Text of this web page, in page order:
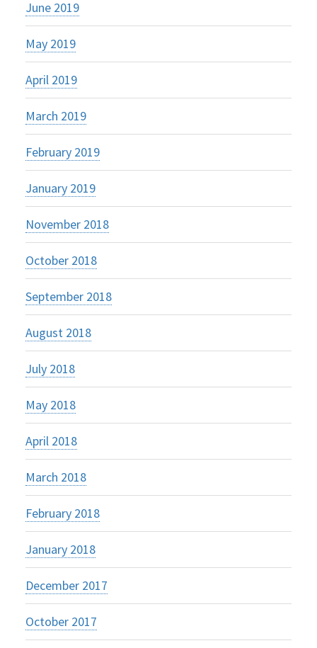
June 2019
May 2019
April 2019
March 2019
February 2019
January 2019
November 2018
October 2018
September 2018
August 2018
July 2018
May 2018
April 2018
March 2018
February 2018
January 2018
December 2017
October 2017